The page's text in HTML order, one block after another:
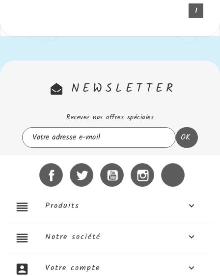
1
NEWSLETTER
Recevez nos offres spéciales
Facebook Twitter YouTube Instagram
reorder Produits 
reorder Notre société 
account_box Votre compte 